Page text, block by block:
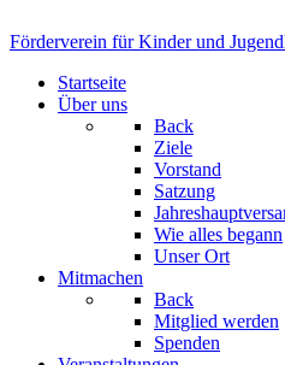
Förderverein für Kinder und
Startseite
Über uns
Back
Ziele
Vorstand
Satzung
Wie alles begann
Unser Ort
Mitmachen
Back
Mitglied werden
Spenden